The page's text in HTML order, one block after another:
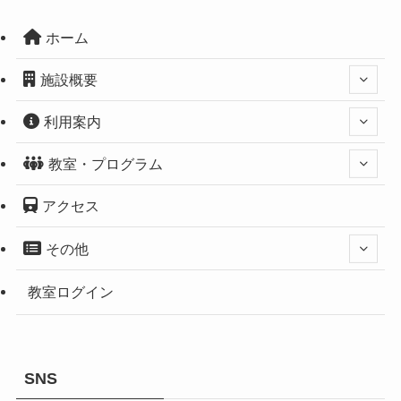
ホーム
施設概要
利用案内
教室・プログラム
アクセス
その他
教室ログイン
SNS